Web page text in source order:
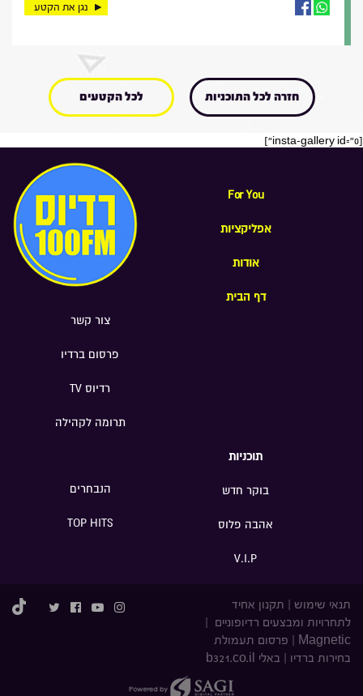
נגן את הקטע
חזרה לכל התוכניות לכל הקטעים
[insta-gallery id="0"]
For You
אפליקציות
אודות
דף הבית
צור קשר
פרסום ברדיו
רדיוס TV
תרומה לקהילה
תוכניות
בוקר חדש
אהבה פלוס
V.I.P
הנבחרים
TOP HITS
תנאי שימוש
תקנון אחיד
לתחרויות ומבצעים רדיופוניים
Magnetic
פרסום תעמולת
בחירות ברדיו
באלי b321.co.il